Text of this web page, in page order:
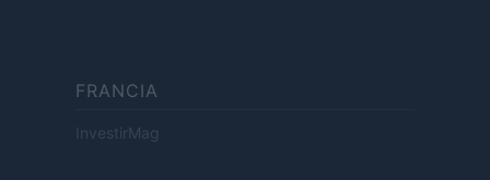
FRANCIA
InvestirMag